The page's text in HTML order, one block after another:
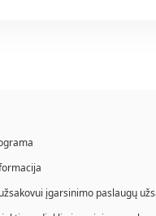
įgarsinimo paslaugų